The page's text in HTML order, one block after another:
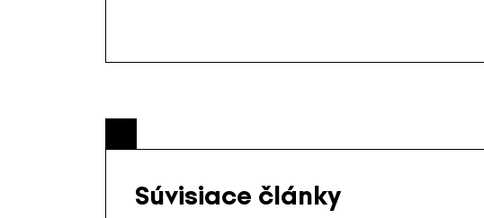
Súvisiace články